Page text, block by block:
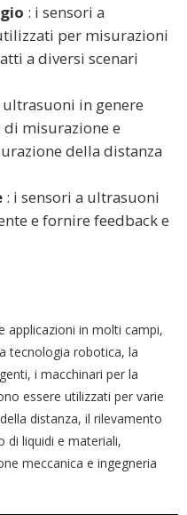
: i sensori a
per misurazioni
a diversi scenari
ultrasuoni in genere
misurazione e
della distanza
: i sensori a ultrasuoni
e fornire feedback e
applicazioni in molti campi,
tecnologia robotica, la
i macchinari per la
essere utilizzati per varie
distanza, il rilevamento
di liquidi e materiali,
meccanica e ingegneria